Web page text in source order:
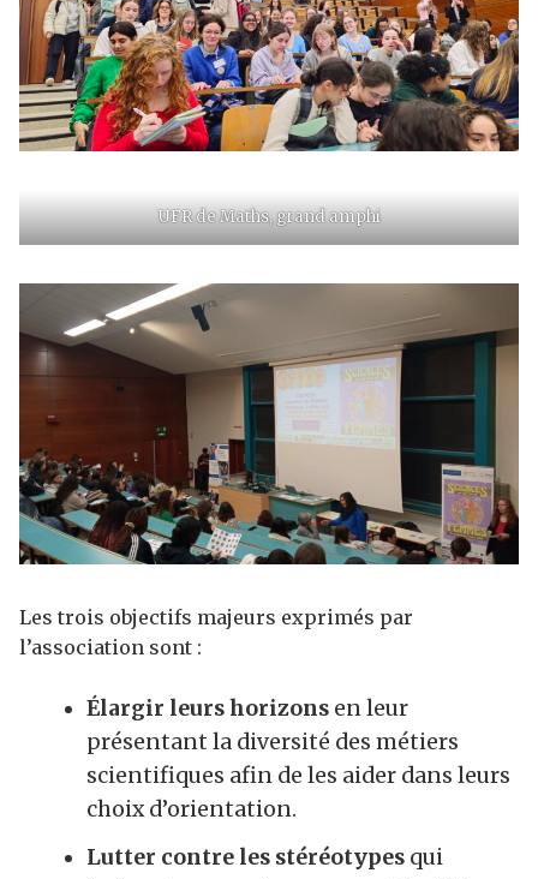
UFR de Maths, grand amphi
Les trois objectifs majeurs exprimés par
l’association sont :
Élargir leurs horizons en leur
présentant la diversité des métiers
scientifiques afin de les aider dans leurs
choix d’orientation.
Lutter contre les stéréotypes qui